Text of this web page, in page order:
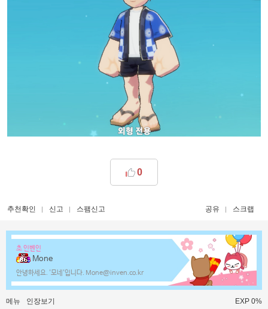
0
추천확인 신고 스팸신고 공유 스크랩
초 인벤인
Mone
안녕하세요. '모네'입니다. Mone@inven.co.kr
메뉴 인장보기 EXP 0%